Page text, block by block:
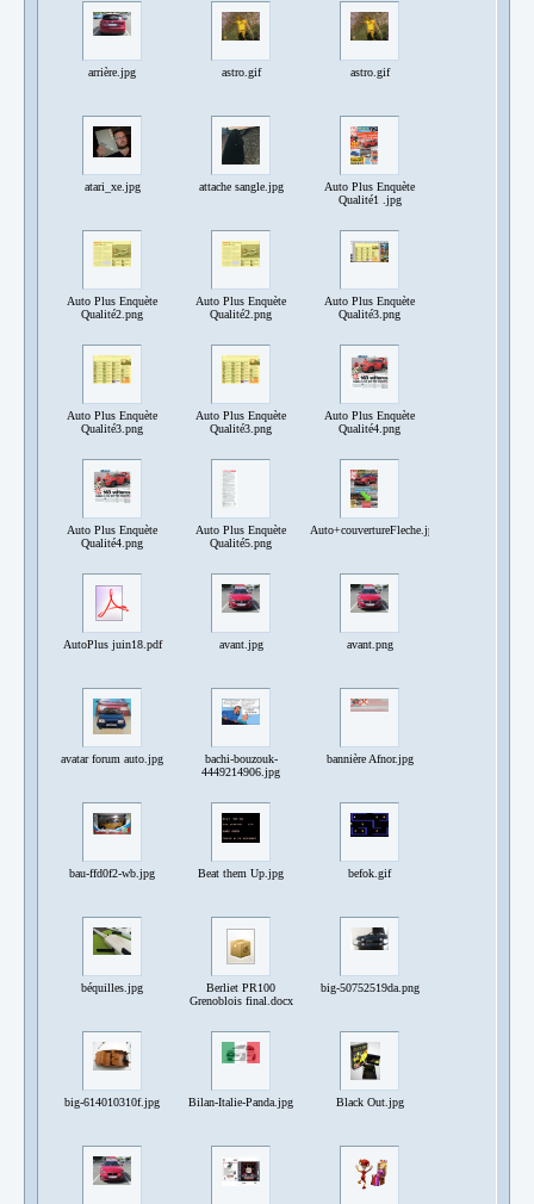
arrière.jpg astro.gif astro.gif
atari_xe.jpg attache sangle.jpg
Auto Plus Enquète
Qualité1 .jpg
Auto Plus Enquète
Qualité2.png
Auto Plus Enquète
Qualité2.png
Auto Plus Enquète
Qualité3.png
Auto Plus Enquète
Qualité3.png
Auto Plus Enquète
Qualité3.png
Auto Plus Enquète
Qualité4.png
Auto Plus Enquète
Qualité4.png
Auto Plus Enquète
Qualité5.png
Auto+couvertureFleche.jpg
AutoPlus juin18.pdf avant.jpg avant.png
avatar forum auto.jpg
bachi-bouzouk-
4449214906.jpg
bannière Afnor.jpg
bau-ffd0f2-wb.jpg Beat them Up.jpg befok.gif
béquilles.jpg
Berliet PR100
Grenoblois final.docx
big-50752519da.png
big-614010310f.jpg Bilan-Italie-Panda.jpg Black Out.jpg